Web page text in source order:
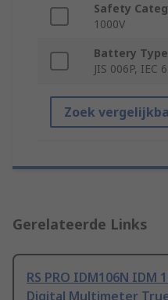
Safety
1000V
Battery Type
JIS 006P, IEC
Zoek
Gerelateerde Links
RS PRO IDM106N IDM
Digital Multimeter True